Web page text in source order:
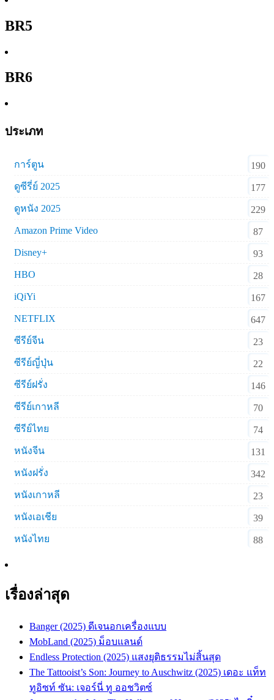
BR5
BR6
ประเภท
การ์ตูน
190
ดูซีรี่ย์ 2025
177
ดูหนัง 2025
229
Amazon Prime Video
87
Disney+
93
HBO
28
iQiYi
167
NETFLIX
647
ซีรีย์จีน
23
ซีรีย์ญี่ปุ่น
22
ซีรีย์ฝรั่ง
146
ซีรีย์เกาหลี
70
ซีรีย์ไทย
74
หนังจีน
131
หนังฝรั่ง
342
หนังเกาหลี
23
หนังเอเชีย
39
หนังไทย
88
เรื่องล่าสุด
Banger (2025) ดีเจนอกเครื่องแบบ
MobLand (2025) ม็อบแลนด์
Endless Protection (2025) แสงยุติธรรมไม่สิ้นสุด
The Tattooist’s Son: Journey to Auschwitz (2025) เดอะ แท็ท
ทูอิซท์ ซัน: เจอร์นี่ ทู ออชวิตซ์